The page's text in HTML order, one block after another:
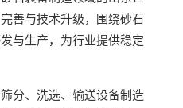
善与技术升级，围绕砂石
与生产，为行业提供稳定
分、洗选、输送设备制造